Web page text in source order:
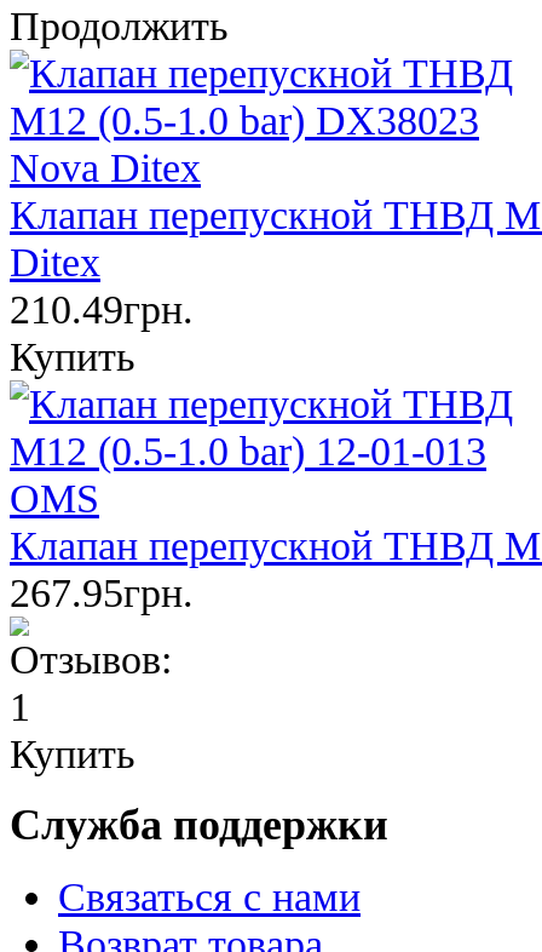
Продолжить
Клапан перепускной ТНВД
Ditex
210.49грн.
Купить
Клапан перепускной ТНВД
267.95грн.
Купить
Служба поддержки
Связаться с нами